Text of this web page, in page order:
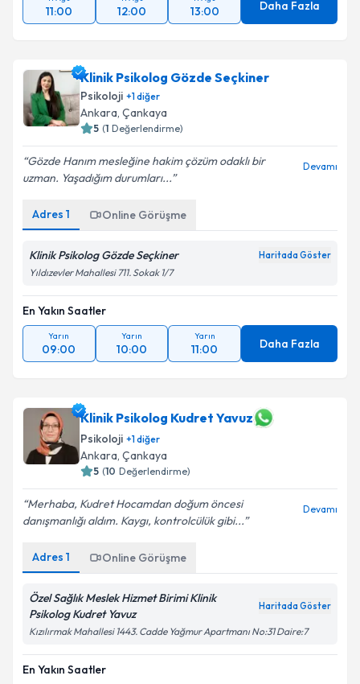
11:00 12:00 13:00 Daha Fazla
Klinik Psikolog Gözde Seçkiner
Psikoloji +1diğer
Ankara, Çankaya
5 (1 Değerlendirme)
Gözde Hanım mesleğine hakim çözüm odaklı bir
uzman. Yaşadığım durumları...
Devamı
Adres 1 Online Görüşme
Klinik Psikolog Gözde Seçkiner Haritada Göster
Yıldızevler Mahallesi 711. Sokak 1/7
En Yakın Saatler
Yarın
09:00
Yarın
10:00
Yarın
11:00 Daha Fazla
Klinik Psikolog Kudret Yavuz
Psikoloji +1diğer
Ankara, Çankaya
5 (10 Değerlendirme)
Merhaba, Kudret Hocamdan doğum öncesi
danışmanlığı aldım. Kaygı, kontrolcülük gibi...
Devamı
Adres 1 Online Görüşme
Özel Sağlık Meslek Hizmet Birimi Klinik
Psikolog Kudret Yavuz
Haritada Göster
Kızılırmak Mahallesi 1443. Cadde Yağmur Apartmanı No:31 Daire:7
En Yakın Saatler